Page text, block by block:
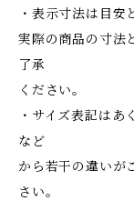
・表示寸法は目安
実際の商品の寸法
了承
ください。
・サイズ表記は
など
から若干の違いが
さい。